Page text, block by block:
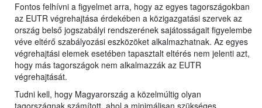
Fontos felhívni a figyelmet arra, hogy az egyes tagországokban
az EUTR végrehajtása érdekében a közigazgatási szervek az
ország belső jogszabályi rendszerének sajátosságait figyelembe
véve eltérő szabályozási eszközöket alkalmazhatnak. Az egyes
végrehajtási elemek esetében tapasztalt eltérés nem jelenti azt,
hogy más tagországok nem alkalmazzák az EUTR
végrehajtását.
Tudni kell, hogy Magyarország a közelmúltig olyan